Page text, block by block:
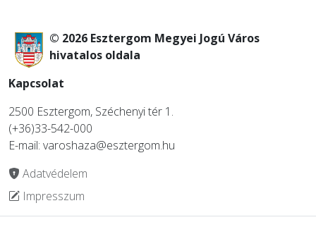
© 2026 Esztergom Megyei Jogú Város
hivatalos oldala
Kapcsolat
2500 Esztergom, Széchenyi tér 1.
(+36)33-542-000
E-mail: varoshaza@esztergom.hu
Adatvédelem
Impresszum